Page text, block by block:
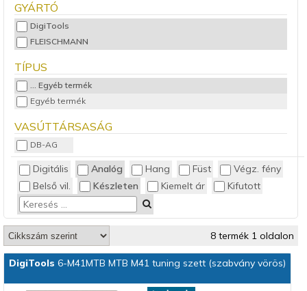
GYÁRTÓ
DigiTools
FLEISCHMANN
TÍPUS
... Egyéb termék
Egyéb termék
VASÚTTÁRSASÁG
DB-AG
Digitális Analóg Hang Füst
Végz. fény
Belső vil.
Készleten Kiemelt ár Kifutott
8 termék 1 oldalon
DigiTools 6-M41MTB MTB M41 tuning szett (szabvány vörös)